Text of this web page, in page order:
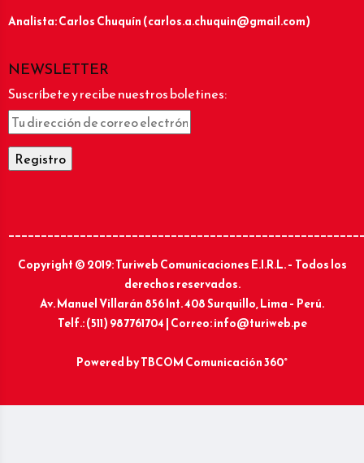
Analista: Carlos Chuquín (carlos.a.chuquin@gmail.com)
NEWSLETTER
Suscríbete y recibe nuestros boletines:
Copyright © 2019: Turiweb Comunicaciones E.I.R.L. – Todos los
derechos reservados.
Av. Manuel Villarán 856 Int. 408 Surquillo, Lima – Perú.
Telf.: (511) 987761704 | Correo: info@turiweb.pe
Powered byTBCOM Comunicación 360°